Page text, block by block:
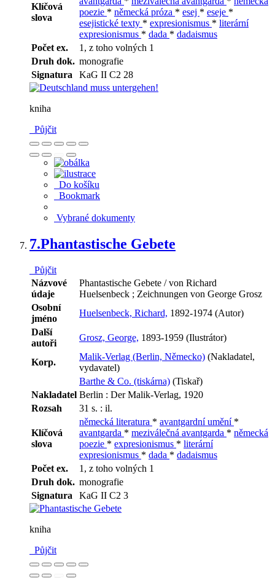
Klíčová
slova
poezie * německá próza * esej * eseje *
esejistické texty * expresionismus * literární
expresionismus * dada * dadaismus
Počet ex.
1, z toho volných 1
Druh dok. monografie
Signatura
KaG II C2 28
kniha
Půjčit
Do košíku
Bookmark
Vybrané dokumenty
7.Phantastische Gebete
Půjčit
Názvové
údaje
Phantastische Gebete / von Richard
Huelsenbeck ; Zeichnungen von George Grosz
Osobní
jméno
Huelsenbeck, Richard, 1892-1974 (Autor)
Další
autoři
Grosz, George, 1893-1959 (Ilustrátor)
Korp.
Malik-Verlag (Berlin, Německo) (Nakladatel,
vydavatel)
Barthe & Co. (tiskárna) (Tiskař)
Nakladatel Berlin : Der Malik-Verlag, 1920
Rozsah
31 s. : il.
Klíčová
slova
německá literatura * avantgardní umění *
avantgarda * meziválečná avantgarda * německá
poezie * expresionismus * literární
expresionismus * dada * dadaismus
Počet ex.
1, z toho volných 1
Druh dok. monografie
Signatura
KaG II C2 3
kniha
Půjčit